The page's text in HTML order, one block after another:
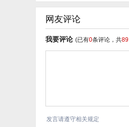
网友评论
我要评论 (已有0条评论，共
发言请遵守相关规定